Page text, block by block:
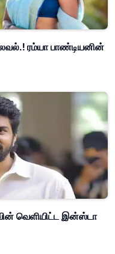
ரம்யா பாண்டியனின்
வெளியிட்ட இன்ஸ்டா